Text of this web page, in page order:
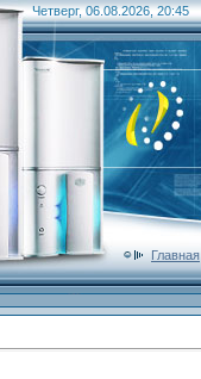
Четверг, 06.08.2026, 20:45
Главная